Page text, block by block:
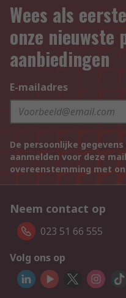
Wees als
onze nieuwste
aanbiedingen
E-mailadres
De persoonlijke
aanmelden voor deze
overeenstemming met
Neem contact op
023 51 66 555
Volg ons op